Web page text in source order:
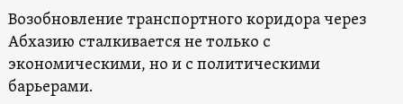
Возобновление транспортного коридора через
Абхазию сталкивается не только с
экономическими, но и с политическими
барьерами.